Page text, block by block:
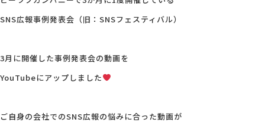
最新ブログ
アクセス
採用情報
SNS広報事例発表会（旧：SNSフェスティバル）
3月に開催した事例発表会の動画を
YouTubeにアップしました
ご自身の会社でのSNS広報の悩みに合った動画が